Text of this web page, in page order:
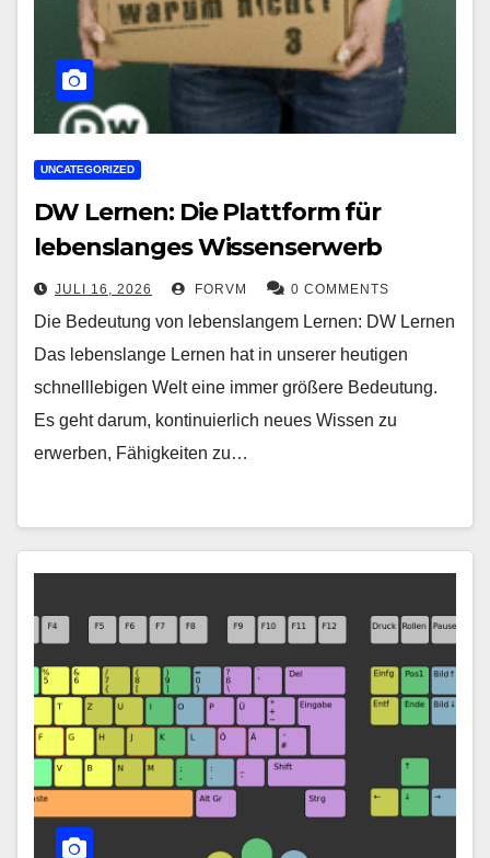
UNCATEGORIZED
DW Lernen: Die Plattform für
lebenslanges Wissenserwerb
JULI 16, 2026 FORVM 0 COMMENTS
Die Bedeutung von lebenslangem Lernen: DW Lernen
Das lebenslange Lernen hat in unserer heutigen
schnelllebigen Welt eine immer größere Bedeutung.
Es geht darum, kontinuierlich neues Wissen zu
erwerben, Fähigkeiten zu…